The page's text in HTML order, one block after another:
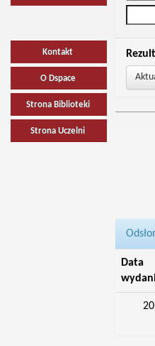
Kontakt
O Dspace
Strona Biblioteki
Strona Uczelni
Data